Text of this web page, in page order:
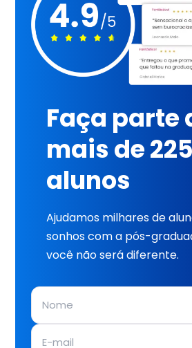
Faça parte
mais de
alunos
Ajudamos milhares de
sonhos com a pós-
você não será diferente.